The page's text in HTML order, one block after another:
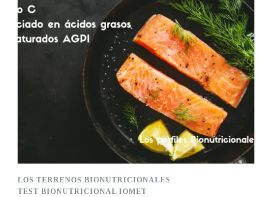
LOS TERRENOS BIONUTRICIONALES
TEST BIONUTRICIONAL IOMET